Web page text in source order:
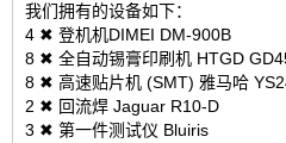
我们拥有的设备如下：
4 ✖ 登机机DIMEI DM-900B
8 ✖ 全自动锡膏印刷机 HTGD
8 ✖ 高速贴片机 (SMT) 雅马哈
2 ✖ 回流焊 Jaguar R10-D
3 ✖ 第一件测试仪 Bluiris